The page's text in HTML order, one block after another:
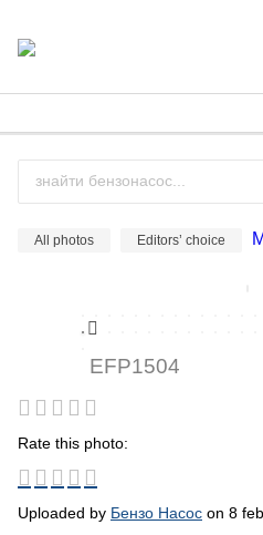
All photos Editors’ choice
EFP1504
Rate this photo:
Uploaded by Бензо Насос on 8